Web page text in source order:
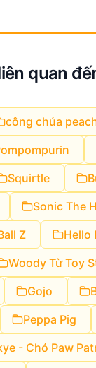
quan
công chúa
Squirtle
Sonic The
Z Hello
Woody Từ Toy
Gojo
Peppa Pig
- Chó Paw